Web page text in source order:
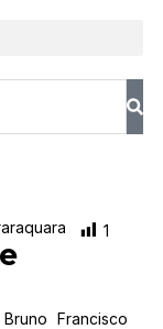
1
Francisco